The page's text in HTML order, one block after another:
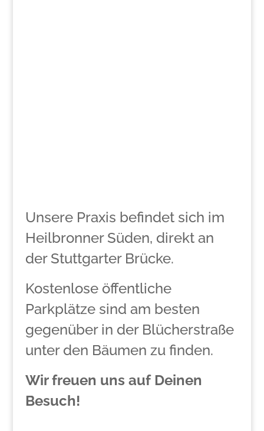
Unsere Praxis befindet sich im
Heilbronner Süden, direkt an
der Stuttgarter Brücke.
Kostenlose öffentliche
Parkplätze sind am besten
gegenüber in der Blücherstraße
unter den Bäumen zu finden.
Wir freuen uns auf Deinen
Besuch!